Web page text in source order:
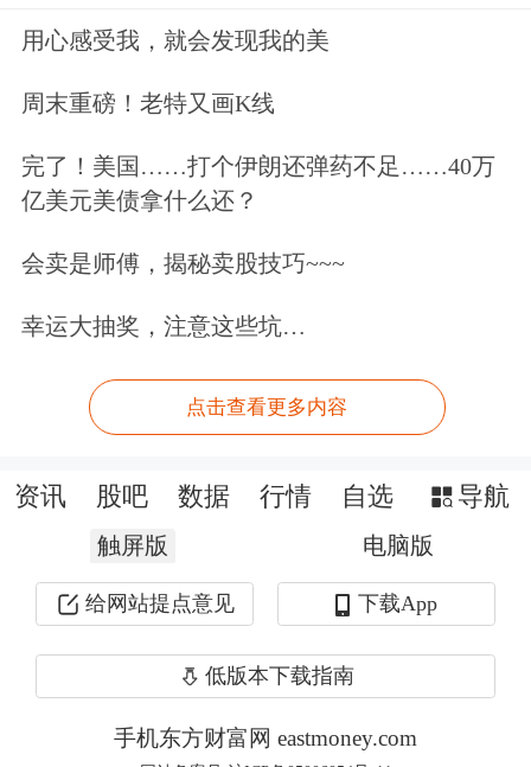
序竞争，引导企业提升产品品质，推动
落后产能有序退出；工信部组织光伏企
业座谈会，要求企业聚焦重点难点，依
法依规、综合治理光伏行业低价无序竞
争；国家发展改革委、市场监管总局明
者违反明码标价规定的处罚标准。下半
台，进而推动行业加速见底回升。
态势
光伏行业在价格法修正草案治理“内卷
式”竞争及上游产能整合预期下，有望
用心感受我，就会发现我的美
周末重磅！老特又画K线
完了！美国……打个伊朗还弹药不足……40万
亿美元美债拿什么还？
会卖是师傅，揭秘卖股技巧~~~
幸运大抽奖，注意这些坑…
点击查看更多内容
资讯 股吧 数据 行情 自选 导航
触屏版 电脑版
给网站提点意见 下载App
低版本下载指南
手机东方财富网 eastmoney.com